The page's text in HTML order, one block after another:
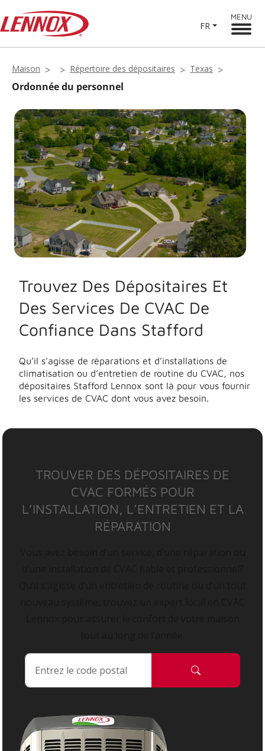
FR
MENU
Maison Répertoire des dépositaires Texas
Ordonnée du personnel
Trouvez Des Dépositaires Et
Des Services De CVAC De
Confiance Dans Stafford
Qu’il s’agisse de réparations et d’installations de
climatisation ou d’entretien de routine du CVAC, nos
dépositaires Stafford Lennox sont là pour vous fournir
les services de CVAC dont vous avez besoin.
TROUVER DES DÉPOSITAIRES DE
CVAC FORMÉS POUR
L’INSTALLATION, L’ENTRETIEN ET LA
RÉPARATION